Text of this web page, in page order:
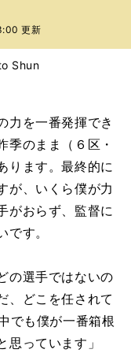
更新
Shun
力を一番発揮でき
季のまま（６区・
ります。最終的に
が、いくら僕が力
がおらず、監督に
です。
の選手ではないの
、どこを任されて
でも僕が一番箱根
っています」